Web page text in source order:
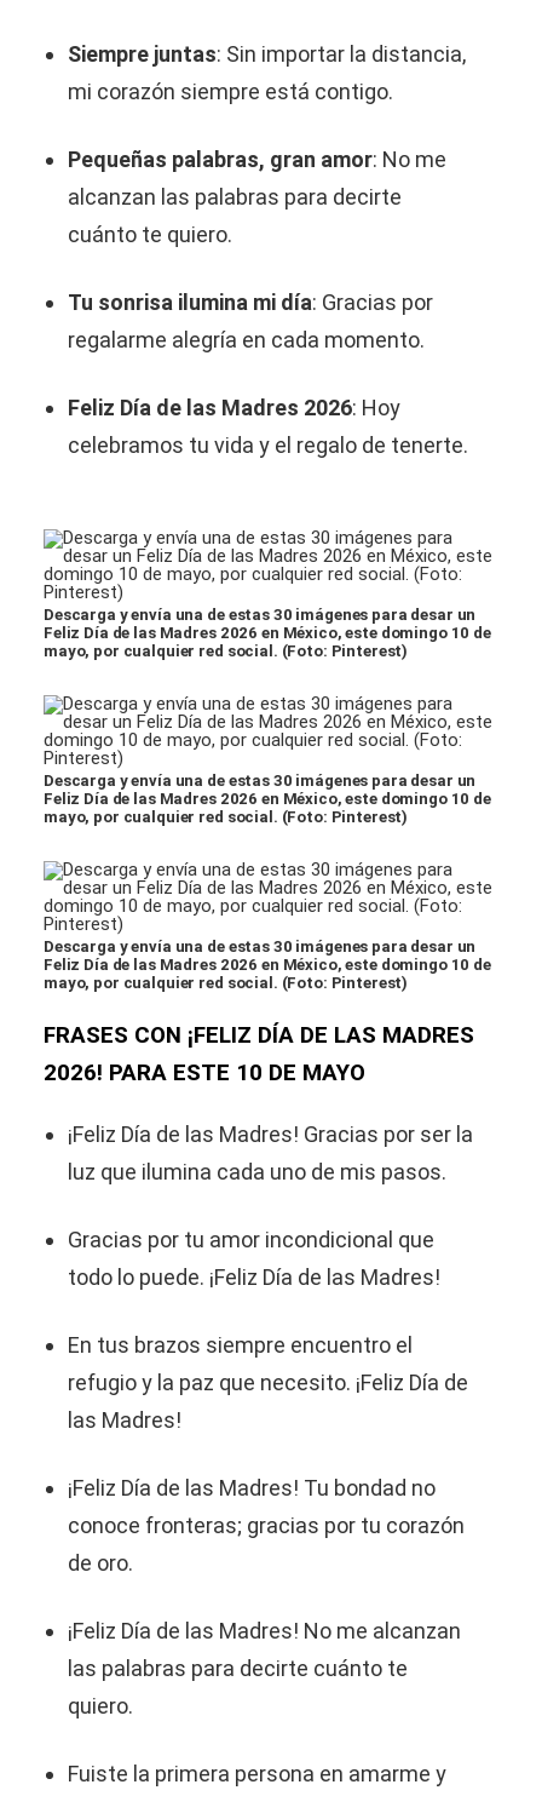
Siempre juntas: Sin importar la distancia,
mi corazón siempre está contigo.
Pequeñas palabras, gran amor: No me
alcanzan las palabras para decirte
cuánto te quiero.
Tu sonrisa ilumina mi día: Gracias por
regalarme alegría en cada momento.
Feliz Día de las Madres 2026: Hoy
celebramos tu vida y el regalo de tenerte.
Descarga y envía una de estas 30 imágenes para desar un
Feliz Día de las Madres 2026 en México, este domingo 10 de
mayo, por cualquier red social. (Foto: Pinterest)
Descarga y envía una de estas 30 imágenes para desar un
Feliz Día de las Madres 2026 en México, este domingo 10 de
mayo, por cualquier red social. (Foto: Pinterest)
Descarga y envía una de estas 30 imágenes para desar un
Feliz Día de las Madres 2026 en México, este domingo 10 de
mayo, por cualquier red social. (Foto: Pinterest)
FRASES CON ¡FELIZ DÍA DE LAS MADRES
2026! PARA ESTE 10 DE MAYO
¡Feliz Día de las Madres! Gracias por ser la
luz que ilumina cada uno de mis pasos.
Gracias por tu amor incondicional que
todo lo puede. ¡Feliz Día de las Madres!
En tus brazos siempre encuentro el
refugio y la paz que necesito. ¡Feliz Día de
las Madres!
¡Feliz Día de las Madres! Tu bondad no
conoce fronteras; gracias por tu corazón
de oro.
¡Feliz Día de las Madres! No me alcanzan
las palabras para decirte cuánto te
quiero.
Fuiste la primera persona en amarme y